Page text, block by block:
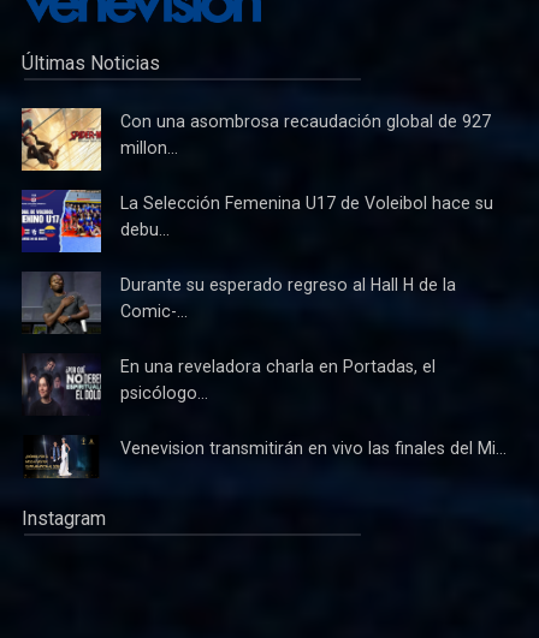
Últimas Noticias
Con una asombrosa recaudación global de 927
millon...
La Selección Femenina U17 de Voleibol hace su
debu...
Durante su esperado regreso al Hall H de la
Comic-...
En una reveladora charla en Portadas, el
psicólogo...
Venevision transmitirán en vivo las finales del Mi...
Instagram